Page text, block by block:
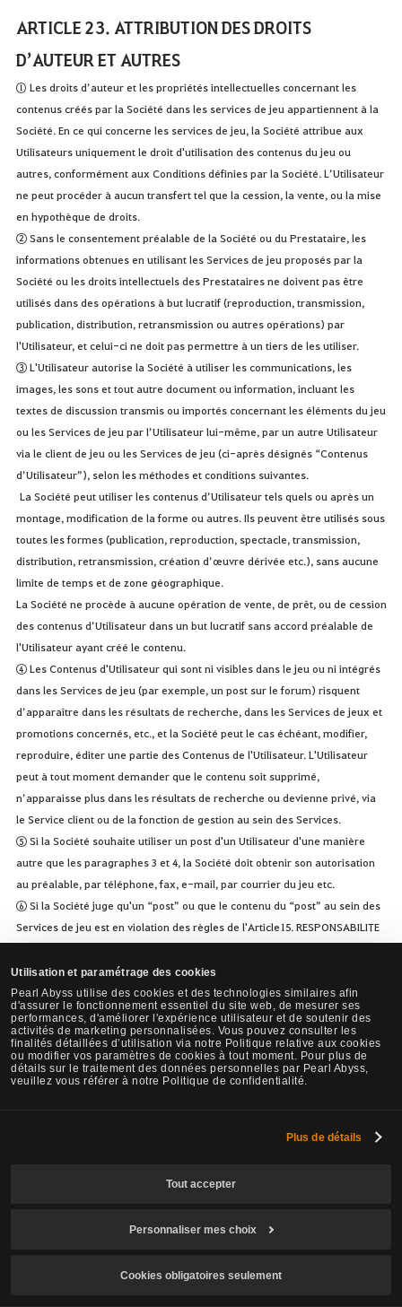
Utilisation et paramétrage des cookies
Pearl Abyss utilise des cookies et des technologies similaires afin
d'assurer le fonctionnement essentiel du site web, de mesurer ses
performances, d'améliorer l'expérience utilisateur et de soutenir des
activités de marketing personnalisées. Vous pouvez consulter les
finalités détaillées d’utilisation via notre Politique relative aux cookies
ou modifier vos paramètres de cookies à tout moment. Pour plus de
détails sur le traitement des données personnelles par Pearl Abyss,
veuillez vous référer à notre Politique de confidentialité.
Plus de détails
Tout accepter
Personnaliser mes choix
Cookies obligatoires seulement
ARTICLE 23. ATTRIBUTION DES DROITS
D’AUTEUR ET AUTRES
① Les droits d’auteur et les propriétés intellectuelles concernant les
contenus créés par la Société dans les services de jeu appartiennent à la
Société. En ce qui concerne les services de jeu, la Société attribue aux
Utilisateurs uniquement le droit d'utilisation des contenus du jeu ou
autres, conformément aux Conditions définies par la Société. L’Utilisateur
ne peut procéder à aucun transfert tel que la cession, la vente, ou la mise
en hypothèque de droits.
② Sans le consentement préalable de la Société ou du Prestataire, les
informations obtenues en utilisant les Services de jeu proposés par la
Société ou les droits intellectuels des Prestataires ne doivent pas être
utilisés dans des opérations à but lucratif (reproduction, transmission,
publication, distribution, retransmission ou autres opérations) par
l'Utilisateur, et celui-ci ne doit pas permettre à un tiers de les utiliser.
③ L'Utilisateur autorise la Société à utiliser les communications, les
images, les sons et tout autre document ou information, incluant les
textes de discussion transmis ou importés concernant les éléments du jeu
ou les Services de jeu par l’Utilisateur lui-même, par un autre Utilisateur
via le client de jeu ou les Services de jeu (ci-après désignés “Contenus
d’Utilisateur”), selon les méthodes et conditions suivantes.
La Société peut utiliser les contenus d’Utilisateur tels quels ou après un
montage, modification de la forme ou autres. Ils peuvent être utilisés sous
toutes les formes (publication, reproduction, spectacle, transmission,
distribution, retransmission, création d’œuvre dérivée etc.), sans aucune
limite de temps et de zone géographique.
La Société ne procède à aucune opération de vente, de prêt, ou de cession
des contenus d’Utilisateur dans un but lucratif sans accord préalable de
l'Utilisateur ayant créé le contenu.
④ Les Contenus d'Utilisateur qui sont ni visibles dans le jeu ou ni intégrés
dans les Services de jeu (par exemple, un post sur le forum) risquent
d’apparaître dans les résultats de recherche, dans les Services de jeux et
promotions concernés, etc., et la Société peut le cas échéant, modifier,
reproduire, éditer une partie des Contenus de l'Utilisateur. L'Utilisateur
peut à tout moment demander que le contenu soit supprimé,
n’apparaisse plus dans les résultats de recherche ou devienne privé, via
le Service client ou de la fonction de gestion au sein des Services.
⑤ Si la Société souhaite utiliser un post d'un Utilisateur d'une manière
autre que les paragraphes 3 et 4, la Société doit obtenir son autorisation
au préalable, par téléphone, fax, e-mail, par courrier du jeu etc.
⑥ Si la Société juge qu'un “post” ou que le contenu du “post” au sein des
Services de jeu est en violation des règles de l'Article15. RESPONSABILITE
sans préavis.
⑦ Si un post publié sur un le forum ou autre géré par la Société, cause
des préjudices à un utilisateur suite à une violation de l'intégrité au niveau
juridique, celui-ci peut demander la suppression ou une publication
réfutant le contenu. Dans ce cas, la Société prendra les mesures
nécessaires dans les plus brefs délais et informera l'Utilisateur ayant fait
d’exploitation des Services de jeu par la Société et pourront rester en
② La Société peut faire de la publicité concernant les Services de jeu via le